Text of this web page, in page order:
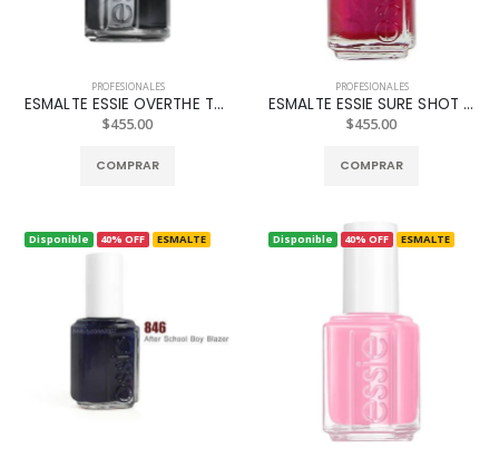
PROFESIONALES
ESMALTE ESSIE OVERTHE TOP #624
$455.00
COMPRAR
PROFESIONALES
ESMALTE ESSIE SURE SHOT REF. 791
$455.00
COMPRAR
Disponible 40% OFF ESMALTE Disponible 40% OFF ESMALTE